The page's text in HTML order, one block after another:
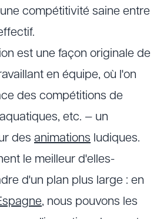
compétitivité saine entre
est une façon originale de
en équipe, où l'on
des compétitions de
etc. — un
des animations ludiques.
le meilleur d'elles-
d'un plan plus large : en
, nous pouvons les